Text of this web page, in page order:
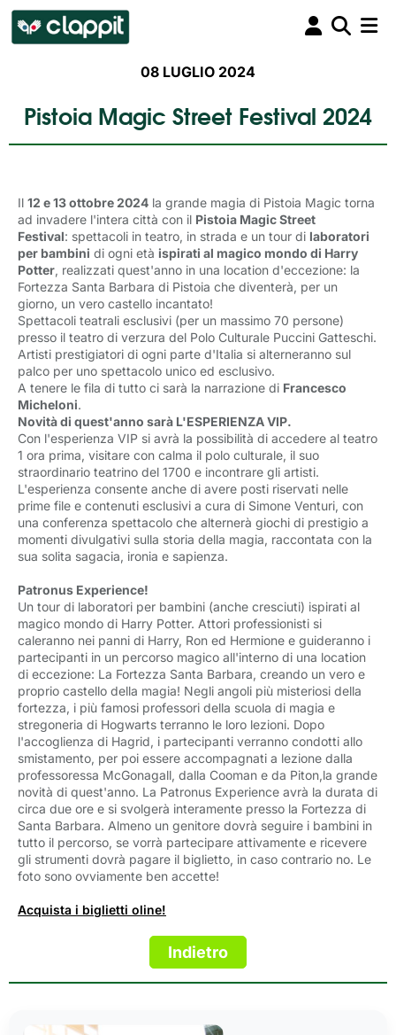
08 LUGLIO 2024
Pistoia Magic Street Festival 2024
Il 12 e 13 ottobre 2024 la grande magia di Pistoia Magic torna
ad invadere l'intera città con il Pistoia Magic Street
Festival: spettacoli in teatro, in strada e un tour di laboratori
per bambini di ogni età ispirati al magico mondo di Harry
Potter, realizzati quest'anno in una location d'eccezione: la
Fortezza Santa Barbara di Pistoia che diventerà, per un
giorno, un vero castello incantato!
Spettacoli teatrali esclusivi (per un massimo 70 persone)
presso il teatro di verzura del Polo Culturale Puccini Gatteschi.
Artisti prestigiatori di ogni parte d'Italia si alterneranno sul
palco per uno spettacolo unico ed esclusivo.
A tenere le fila di tutto ci sarà la narrazione di Francesco
Micheloni.
Novità di quest'anno sarà L'ESPERIENZA VIP.
Con l'esperienza VIP si avrà la possibilità di accedere al teatro
1 ora prima, visitare con calma il polo culturale, il suo
straordinario teatrino del 1700 e incontrare gli artisti.
L'esperienza consente anche di avere posti riservati nelle
prime file e contenuti esclusivi a cura di Simone Venturi, con
una conferenza spettacolo che alternerà giochi di prestigio a
momenti divulgativi sulla storia della magia, raccontata con la
sua solita sagacia, ironia e sapienza.
Patronus Experience!
Un tour di laboratori per bambini (anche cresciuti) ispirati al
magico mondo di Harry Potter. Attori professionisti si
caleranno nei panni di Harry, Ron ed Hermione e guideranno i
partecipanti in un percorso magico all'interno di una location
di eccezione: La Fortezza Santa Barbara, creando un vero e
proprio castello della magia! Negli angoli più misteriosi della
fortezza, i più famosi professori della scuola di magia e
stregoneria di Hogwarts terranno le loro lezioni. Dopo
l'accoglienza di Hagrid, i partecipanti verranno condotti allo
smistamento, per poi essere accompagnati a lezione dalla
professoressa McGonagall, dalla Cooman e da Piton,la grande
novità di quest'anno. La Patronus Experience avrà la durata di
circa due ore e si svolgerà interamente presso la Fortezza di
Santa Barbara. Almeno un genitore dovrà seguire i bambini in
tutto il percorso, se vorrà partecipare attivamente e ricevere
gli strumenti dovrà pagare il biglietto, in caso contrario no. Le
foto sono ovviamente ben accette!
Acquista i biglietti oline!